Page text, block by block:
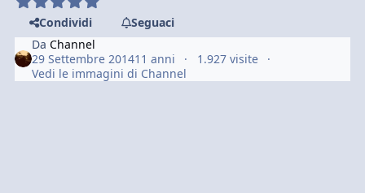
Condividi
Seguaci
DaChannel
29 Settembre 201411 anni
1.927 visite
Vedi le immagini di Channel